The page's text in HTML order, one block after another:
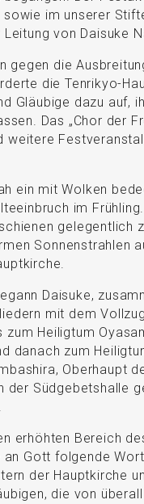
sowie im unserer
Leitung von Daisuke
gegen die
die Tenrikyo-
Gläubige dazu auf,
Das „Chor der
weitere
ein mit Wolken
im
gelegentlich
Sonnenstrahlen
Daisuke,
mit dem
zum Heiligtum
danach zum
Oberhaupt
der Südgebetshalle
erhöhten Bereich
Gott folgende
der Hauptkirche
die von